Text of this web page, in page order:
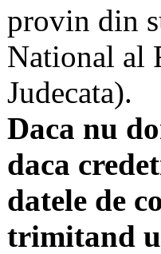
provin din
National al
Judecata).
Daca nu
daca
datele de
trimitand